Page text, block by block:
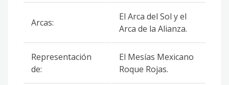
Arcas:
El Arca del Sol y el
Arca de la Alianza.
Representación
de:
El Mesías Mexicano
Roque Rojas.